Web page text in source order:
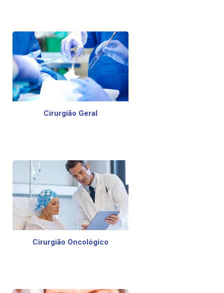
Cirurgião Geral
Cirurgião Oncológico